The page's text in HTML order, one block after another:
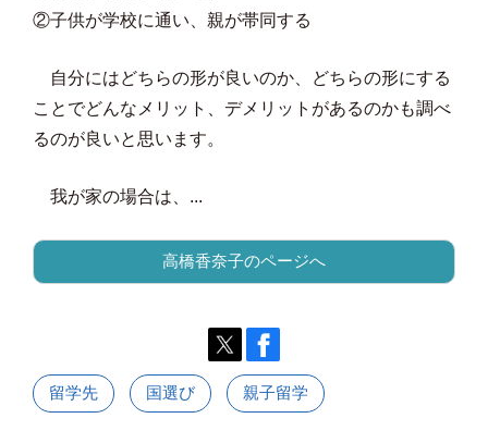
②子供が学校に通い、親が帯同する
自分にはどちらの形が良いのか、どちらの形にする
ことでどんなメリット、デメリットがあるのかも調べ
るのが良いと思います。
我が家の場合は、...
高橋香奈子のページへ
留学先 国選び 親子留学